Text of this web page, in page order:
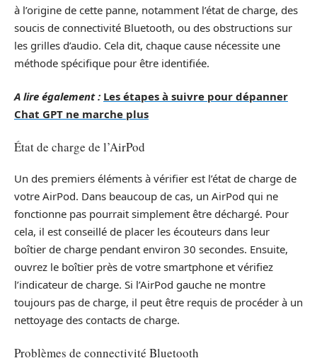
à l’origine de cette panne, notamment l’état de charge, des
soucis de connectivité Bluetooth, ou des obstructions sur
les grilles d’audio. Cela dit, chaque cause nécessite une
méthode spécifique pour être identifiée.
A lire également : Les étapes à suivre pour dépanner
Chat GPT ne marche plus
État de charge de l’AirPod
Un des premiers éléments à vérifier est l’état de charge de
votre AirPod. Dans beaucoup de cas, un AirPod qui ne
fonctionne pas pourrait simplement être déchargé. Pour
cela, il est conseillé de placer les écouteurs dans leur
boîtier de charge pendant environ 30 secondes. Ensuite,
ouvrez le boîtier près de votre smartphone et vérifiez
l’indicateur de charge. Si l’AirPod gauche ne montre
toujours pas de charge, il peut être requis de procéder à un
nettoyage des contacts de charge.
Problèmes de connectivité Bluetooth